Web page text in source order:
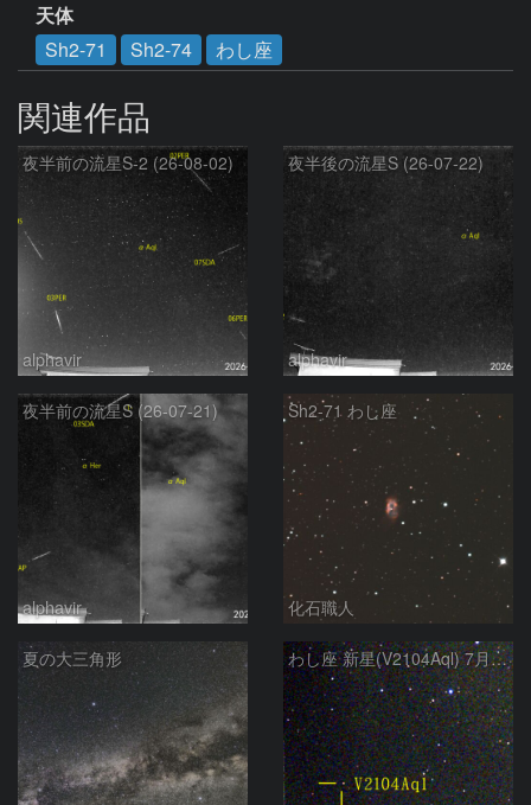
天体
Sh2-71
Sh2-74 わし座
関連作品
夜半前の流星S-2 (26-08-02)
alphavir
夜半後の流星S (26-07-22)
alphavir
夜半前の流星S (26-07-21)
alphavir
Sh2-71 わし座
化石職人
夏の大三角形 わし座 新星(V2104Aql) 7月9日 Seestar50